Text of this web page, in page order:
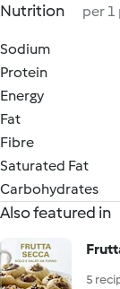
Nutrition per 1
Sodium
Protein
Energy
Fat
Fibre
Saturated Fat
Carbohydrates
Also featured in
5